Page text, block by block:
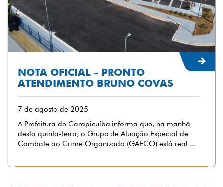
NOTA OFICIAL - PRONTO
ATENDIMENTO BRUNO COVAS
7 de agosto de 2025
A Prefeitura de Carapicuíba informa que, na manhã
desta quinta-feira, o Grupo de Atuação Especial de
Combate ao Crime Organizado (GAECO) está real ...